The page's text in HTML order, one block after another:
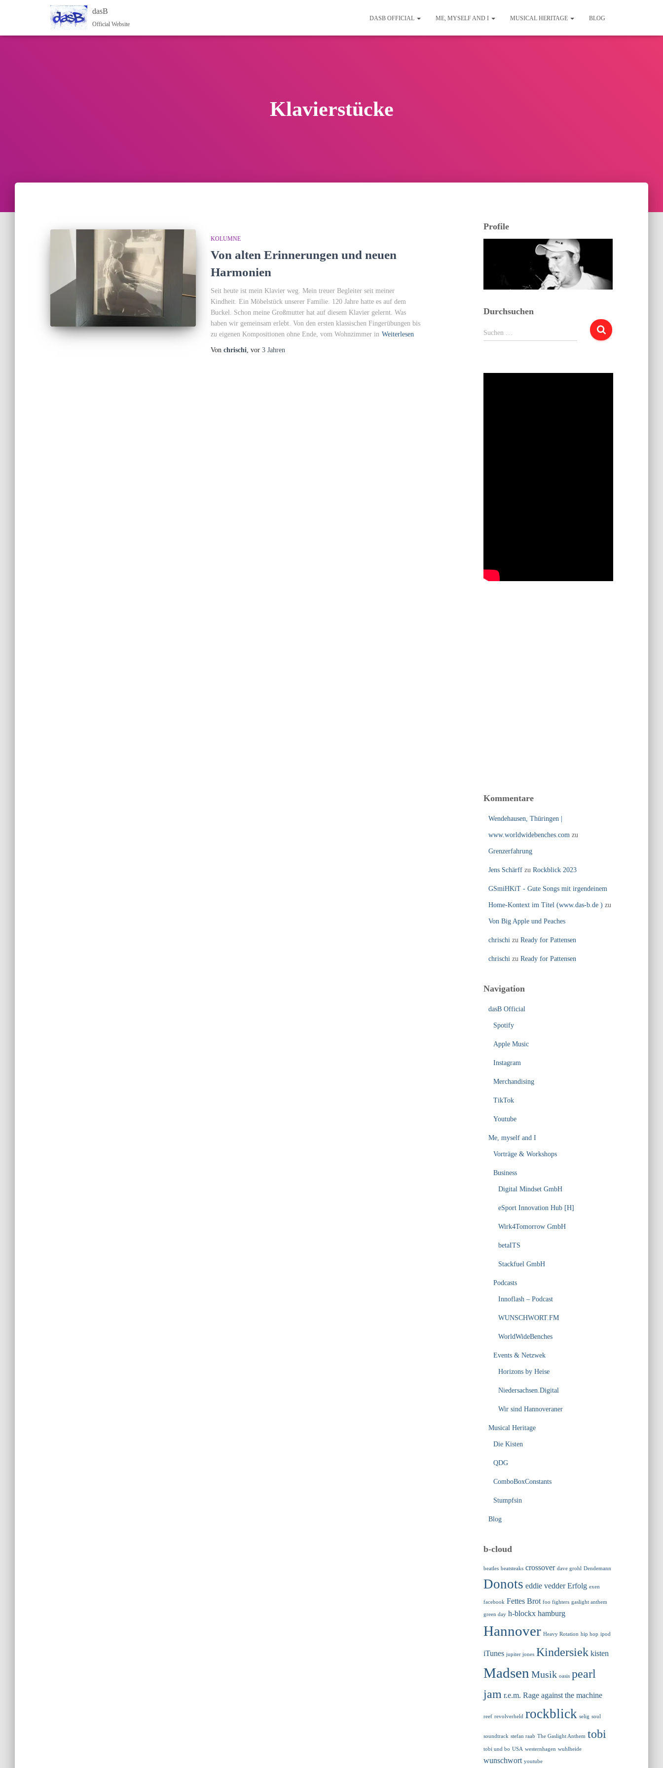
dasB
Official Website
DASB OFFICIAL ME, MYSELF AND I MUSICAL HERITAGE BLOG
Klavierstücke
KOLUMNE
Von alten Erinnerungen und neuen
Harmonien
Seit heute ist mein Klavier weg. Mein treuer Begleiter seit meiner
Kindheit. Ein Möbelstück unserer Familie. 120 Jahre hatte es auf dem
Buckel. Schon meine Großmutter hat auf diesem Klavier gelernt. Was
haben wir gemeinsam erlebt. Von den ersten klassischen Fingerübungen bis
zu eigenen Kompositionen ohne Ende, vom Wohnzimmer in Weiterlesen
Von chrischi, vor 3 Jahren
Profile
Durchsuchen
nach:
Suchen …
Kommentare
Wendehausen, Thüringen |
www.worldwidebenches.com zu
Grenzerfahrung
Jens Schärffzu Rockblick 2023
GSmiHKiT - Gute Songs mit irgendeinem
Home-Kontext im Titel (www.das-b.de ) zu
Von Big Apple und Peaches
chrischi zu Ready for Pattensen
chrischi zu Ready for Pattensen
Navigation
dasB Official
Spotify
Apple Music
Instagram
Merchandising
TikTok
Youtube
Me, myself and I
Vorträge & Workshops
Business
Digital Mindset GmbH
eSport Innovation Hub [H]
Wirk4Tomorrow GmbH
betaITS
Stackfuel GmbH
Podcasts
Innoflash – Podcast
WUNSCHWORT.FM
WorldWideBenches
Events & Netzwek
Horizons by Heise
Niedersachsen.Digital
Wir sind Hannoveraner
Musical Heritage
Die Kisten
QDG
ComboBoxConstants
Stumpfsin
Blog
b-cloud
beatles beatsteaks crossover dave grohl Dendemann
Donots eddie vedder Erfolg exen
facebook Fettes Brot foo fighters gaslight anthem
green day h-blockx hamburg
Hannover Heavy Rotation hip hop ipod
iTunes jupiter jones Kindersiek kisten
Madsen Musik oasis pearl
jam r.e.m. Rage against the machine
reef revolverheld rockblick selig soul
soundtrack stefan raab The Gaslight Anthem tobi
tobi und bo USA westernhagen wuhlheide
wunschwort youtube